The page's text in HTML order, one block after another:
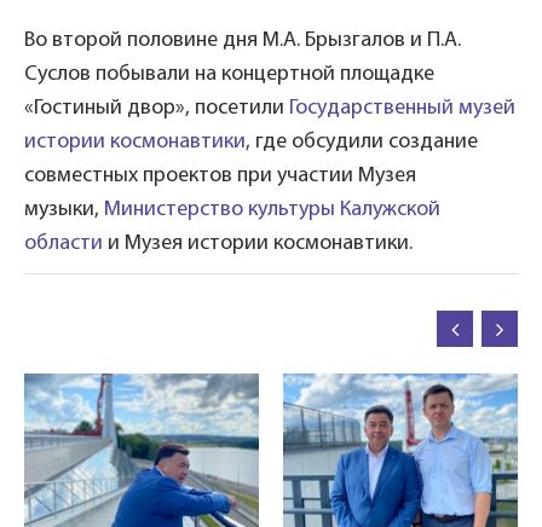
Во второй половине дня М.А. Брызгалов и П.А.
Суслов побывали на концертной площадке
«Гостиный двор», посетили Государственный музей
истории космонавтики, где обсудили создание
совместных проектов при участии Музея
музыки, Министерство культуры Калужской
области и Музея истории космонавтики.